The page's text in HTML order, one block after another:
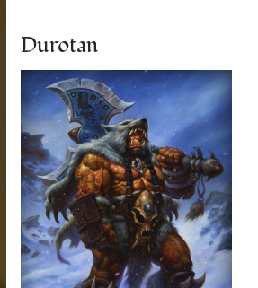
Durotan